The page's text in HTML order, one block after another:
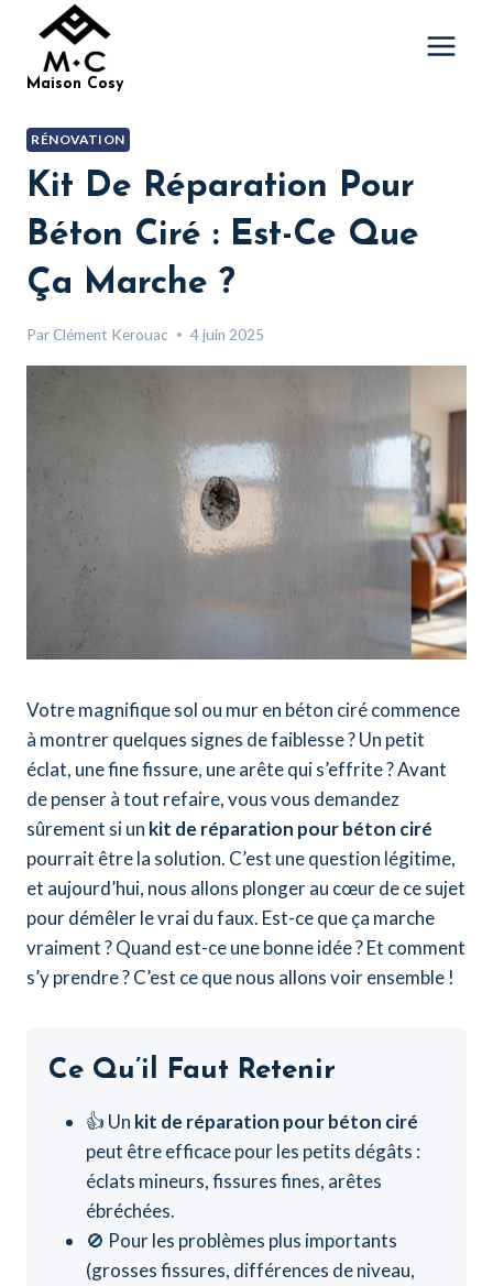
contenu
Maison Cosy
RÉNOVATION
Kit De Réparation Pour
Béton Ciré : Est-Ce Que
Ça Marche ?
Par Clément Kerouac 4 juin 2025
Votre magnifique sol ou mur en béton ciré commence
à montrer quelques signes de faiblesse ? Un petit
éclat, une fine fissure, une arête qui s’effrite ? Avant
de penser à tout refaire, vous vous demandez
sûrement si un kit de réparation pour béton ciré
pourrait être la solution. C’est une question légitime,
et aujourd’hui, nous allons plonger au cœur de ce sujet
pour démêler le vrai du faux. Est-ce que ça marche
vraiment ? Quand est-ce une bonne idée ? Et comment
s’y prendre ? C’est ce que nous allons voir ensemble !
Ce Qu’il Faut Retenir
👍 Un kit de réparation pour béton ciré
peut être efficace pour les petits dégâts :
éclats mineurs, fissures fines, arêtes
ébréchées.
🚫 Pour les problèmes plus importants
(grosses fissures, différences de niveau,